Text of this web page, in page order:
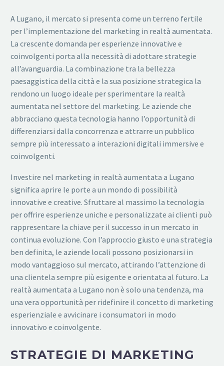
A Lugano, il mercato si presenta come un terreno fertile
per l’implementazione del marketing in realtà aumentata.
La crescente domanda per esperienze innovative e
coinvolgenti porta alla necessità di adottare strategie
all’avanguardia. La combinazione tra la bellezza
paesaggistica della città e la sua posizione strategica la
rendono un luogo ideale per sperimentare la realtà
aumentata nel settore del marketing. Le aziende che
abbracciano questa tecnologia hanno l’opportunità di
differenziarsi dalla concorrenza e attrarre un pubblico
sempre più interessato a interazioni digitali immersive e
coinvolgenti.
Investire nel marketing in realtà aumentata a Lugano
significa aprire le porte a un mondo di possibilità
innovative e creative. Sfruttare al massimo la tecnologia
per offrire esperienze uniche e personalizzate ai clienti può
rappresentare la chiave per il successo in un mercato in
continua evoluzione. Con l’approccio giusto e una strategia
ben definita, le aziende locali possono posizionarsi in
modo vantaggioso sul mercato, attirando l’attenzione di
una clientela sempre più esigente e orientata al futuro. La
realtà aumentata a Lugano non è solo una tendenza, ma
una vera opportunità per ridefinire il concetto di marketing
esperienziale e avvicinare i consumatori in modo
innovativo e coinvolgente.
STRATEGIE DI MARKETING